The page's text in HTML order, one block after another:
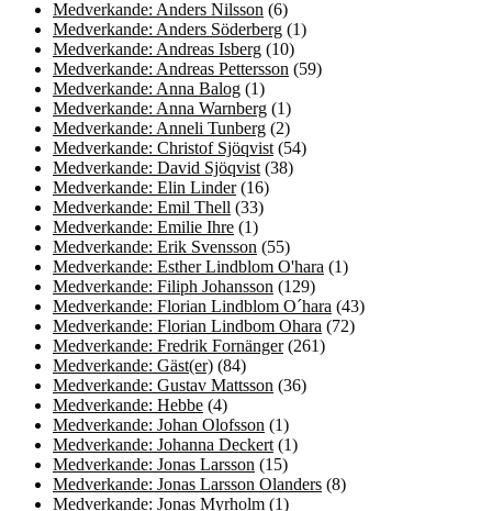
Medverkande: Anders Nilsson (6)
Medverkande: Anders Söderberg (1)
Medverkande: Andreas Isberg (10)
Medverkande: Andreas Pettersson (59)
Medverkande: Anna Balog (1)
Medverkande: Anna Warnberg (1)
Medverkande: Anneli Tunberg (2)
Medverkande: Christof Sjöqvist (54)
Medverkande: David Sjöqvist (38)
Medverkande: Elin Linder(16)
Medverkande: Emil Thell (33)
Medverkande: Emilie Ihre (1)
Medverkande: Erik Svensson (55)
Medverkande: Esther Lindblom O'hara (1)
Medverkande: Filiph Johansson (129)
Medverkande: Florian Lindblom O´hara (43)
Medverkande: Florian Lindbom Ohara (72)
Medverkande: Fredrik Fornänger(261)
Medverkande: Gäst(er) (84)
Medverkande: Gustav Mattsson (36)
Medverkande: Hebbe (4)
Medverkande: Johan Olofsson (1)
Medverkande: Johanna Deckert (1)
Medverkande: Jonas Larsson (15)
Medverkande: Jonas Larsson Olanders (8)
Medverkande: Jonas Myrholm (1)